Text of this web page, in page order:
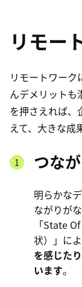
リモー
リモートワー
んデメリットも
を押さえれば、
えて、大きな成
つな
明らかな
ながりが
「State
状）」によ
を感じた
います。